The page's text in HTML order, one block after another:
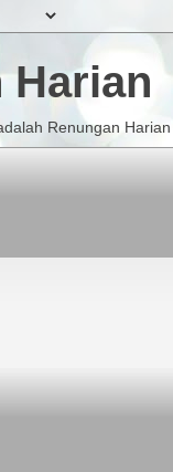
Harian
Renungan